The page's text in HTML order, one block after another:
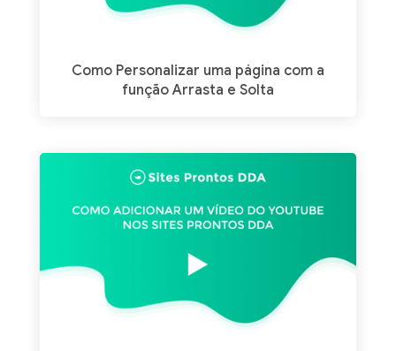
Como Personalizar uma página com a
função Arrasta e Solta